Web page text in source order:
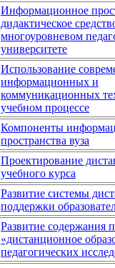
Информационное
дидактическое
многоуровневом
университете
Использование
информационных и
коммуникационных
учебном процессе
Компоненты
пространства вуза
Проектирование
учебного курса
Развитие системы
поддержки
Развитие содержания
«дистанционное
педагогических